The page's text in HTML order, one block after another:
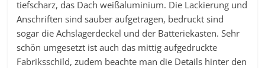
tiefscharz, das Dach weißaluminium. Die Lackierung und
Anschriften sind sauber aufgetragen, bedruckt sind
sogar die Achslagerdeckel und der Batteriekasten. Sehr
schön umgesetzt ist auch das mittig aufgedruckte
Fabriksschild, zudem beachte man die Details hinter den